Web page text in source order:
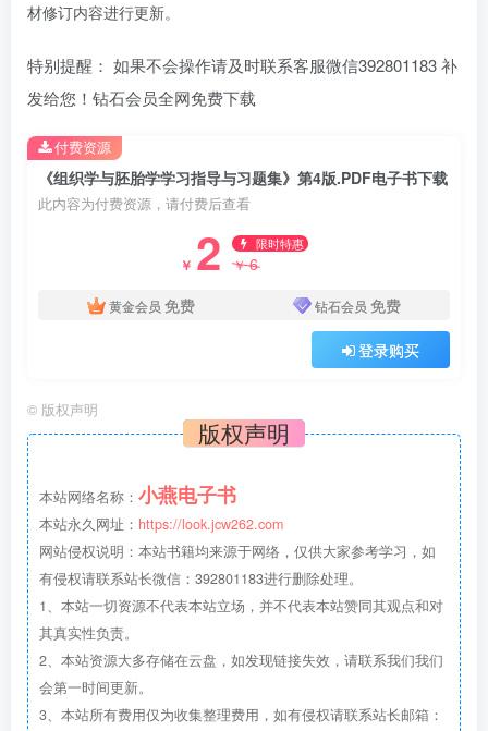
材修订内容进行更新。
特别提醒： 如果不会操作请及时联系客服微信392801183 补
发给您！钻石会员全网免费下载
《组织学与胚胎学学习指导与习题集》第4版.PDF电子书下载
此内容为付费资源，请付费后查看
￥ 2 限时特惠
￥6
黄金会员 免费 钻石会员 免费
登录购买
付费资源
© 版权声明
版权声明
本站网络名称： 小燕电子书
本站永久网址： https://look.jcw262.com
网站侵权说明：本站书籍均来源于网络，仅供大家参考学习，如
有侵权请联系站长微信：392801183进行删除处理。
1、本站一切资源不代表本站立场，并不代表本站赞同其观点和对
其真实性负责。
2、本站资源大多存储在云盘，如发现链接失效，请联系我们我们
会第一时间更新。
3、本站所有费用仅为收集整理费用，如有侵权请联系站长邮箱：